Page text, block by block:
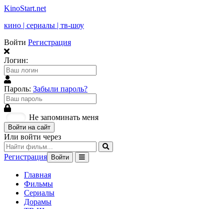
KinoStart.net
кино | сериалы | тв-шоу
Войти Регистрация
Логин:
Пароль: Забыли пароль?
Не запоминать меня
Войти на сайт
Или войти через
Регистрация Войти
Главная
Фильмы
Сериалы
Дорамы